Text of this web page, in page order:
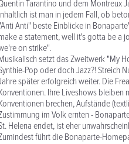
Tarantino und dem Montreux
ist man in jedem Fall, ob
Anti" beste Einblicke in
a statement, well it's gotta be a
on strike".
setzt das Zweitwerk "My
Pop oder doch Jazz?! Streich
später erfolgreich weiter. Die
Ihre Liveshows
brechen, Aufstände
im Volk ernten -
Helena endet, ist eher
führt die Bonaparte-